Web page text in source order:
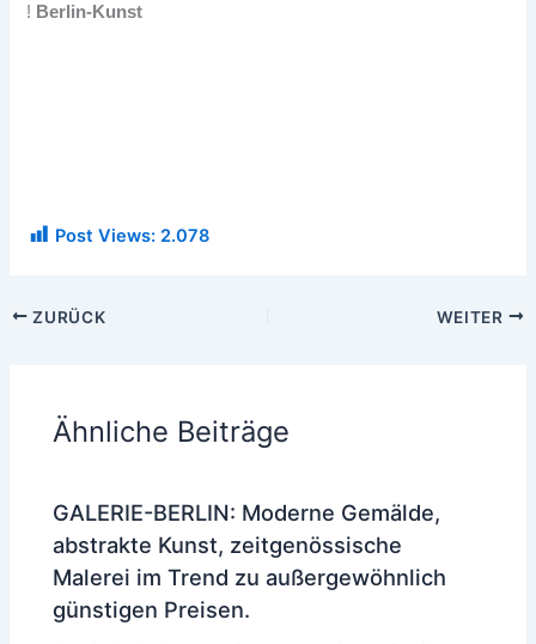
! Berlin-Kunst
Post Views: 2.078
ZURÜCK WEITER
Ähnliche Beiträge
GALERIE-BERLIN: Moderne Gemälde,
abstrakte Kunst, zeitgenössische
Malerei im Trend zu außergewöhnlich
günstigen Preisen.